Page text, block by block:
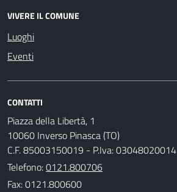
VIVERE IL COMUNE
Luoghi
Eventi
CONTATTI
Piazza della Libertà, 1
10060 Inverso Pinasca (TO)
C.F. 85003150019 - P.Iva: 03048020014
Telefono:0121.800706
Fax: 0121.800600